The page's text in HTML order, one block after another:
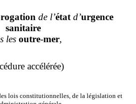
de l’étatd’urgence
sanitaire
les outre‑mer,
accélérée)
lois constitutionnelles, de la législation et